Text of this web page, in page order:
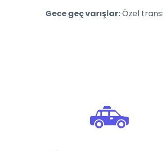
Gece geç varışlar:Özel